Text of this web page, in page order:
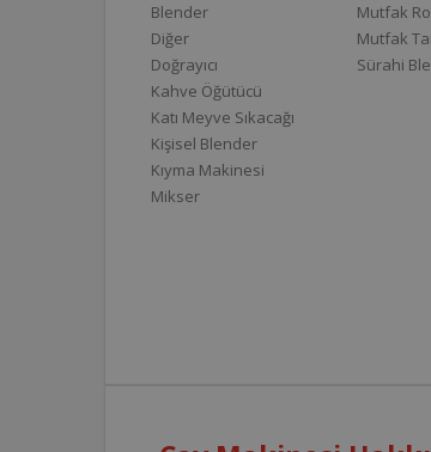
Blender
Diğer
Doğrayıcı
Kahve Öğütücü
Katı Meyve Sıkacağı
Kişisel Blender
Kıyma Makinesi
Mikser
Mutfak
Mutfak
Sürahi